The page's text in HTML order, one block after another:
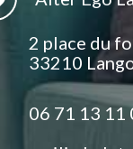
2 place du
33210
06 71 13 11